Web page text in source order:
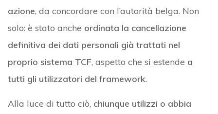
azione, da concordare con l’autorità belga. Non
solo: è stato anche ordinata la cancellazione
definitiva dei dati personali già trattati nel
proprio sistema TCF, aspetto che si estende a
tutti gli utilizzatori del framework.
Alla luce di tutto ciò, chiunque utilizzi o abbia